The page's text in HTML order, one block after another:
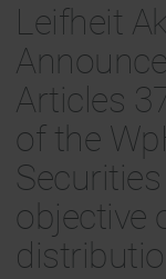
Leifheit
Articles
of the
objective